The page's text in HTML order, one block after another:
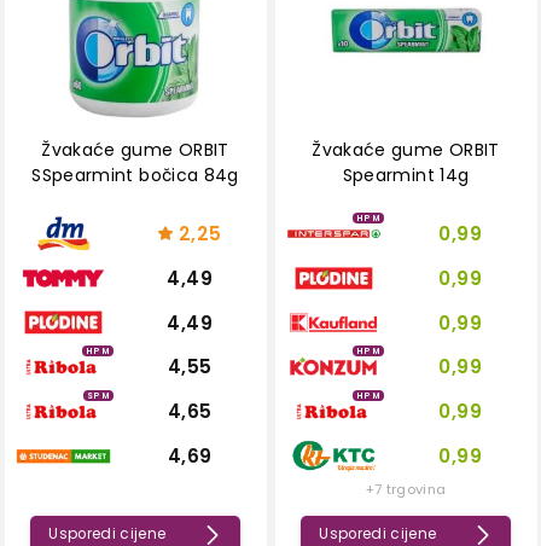
Žvakaće gume ORBIT
SSpearmint bočica 84g
2,25
4,49
4,49
HPM
4,55
SPM
4,65
4,69
Usporedi cijene
Žvakaće gume ORBIT
Spearmint 14g
HPM
0,99
0,99
0,99
HPM
0,99
HPM
0,99
0,99
+7 trgovina
Usporedi cijene